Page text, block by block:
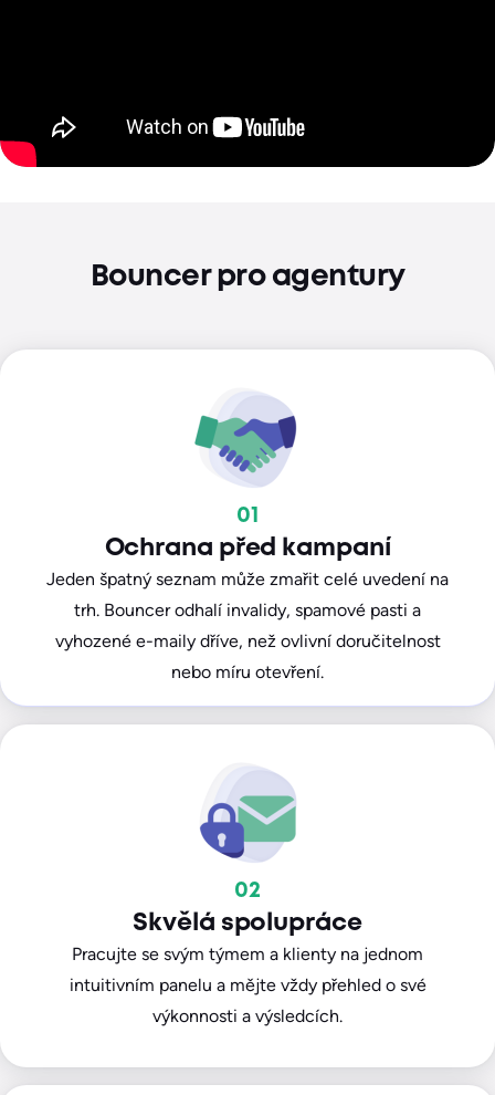
Bouncer pro agentury
01
Ochrana před kampaní
Jeden špatný seznam může zmařit celé uvedení na
trh. Bouncer odhalí invalidy, spamové pasti a
vyhozené e-maily dříve, než ovlivní doručitelnost
nebo míru otevření.
02
Skvělá spolupráce
Pracujte se svým týmem a klienty na jednom
intuitivním panelu a mějte vždy přehled o své
výkonnosti a výsledcích.